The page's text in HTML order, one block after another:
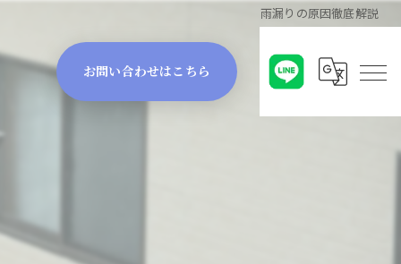
雨漏りの原因徹底解説
お問い合わせはこちら